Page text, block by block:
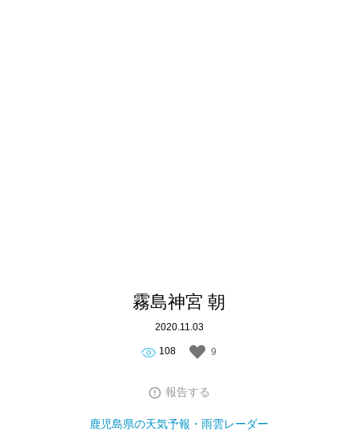
霧島神宮 朝
2020.11.03
108 9
報告する
鹿児島県の天気予報・雨雲レーダー